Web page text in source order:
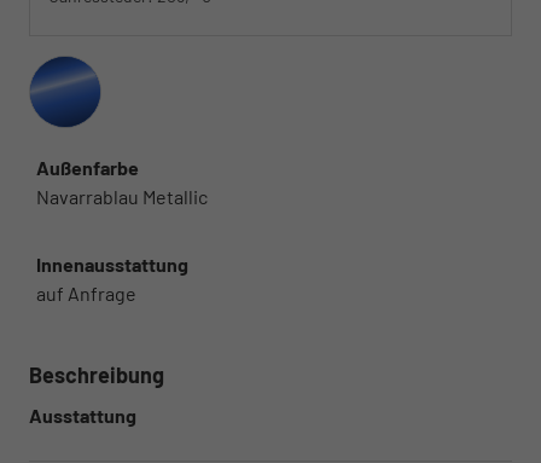
Außenfarbe
Navarrablau Metallic
Innenausstattung
auf Anfrage
Beschreibung
Ausstattung